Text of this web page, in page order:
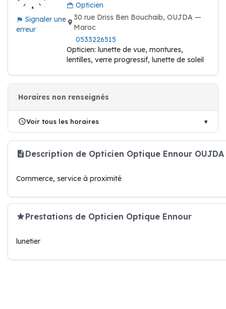
Signaler une
erreur
Opticien
30 rue Driss Ben Bouchaib, OUJDA —
Maroc
0533226515
Opticien: lunette de vue, montures,
lentilles, verre progressif, lunette de soleil
Horaires non renseignés
Voir tous les horaires
Description de Opticien Optique Ennour OUJDA
Commerce, service à proximité
Prestations de Opticien Optique Ennour
lunetier